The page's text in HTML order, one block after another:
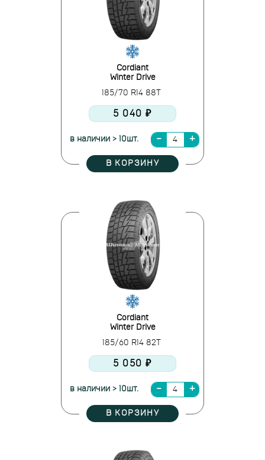
Cordiant
Winter Drive
185/70 R14 88T
5 040 ₽
в наличии > 10шт.
В КОРЗИНУ
Cordiant
Winter Drive
185/60 R14 82T
5 050 ₽
в наличии > 10шт.
В КОРЗИНУ